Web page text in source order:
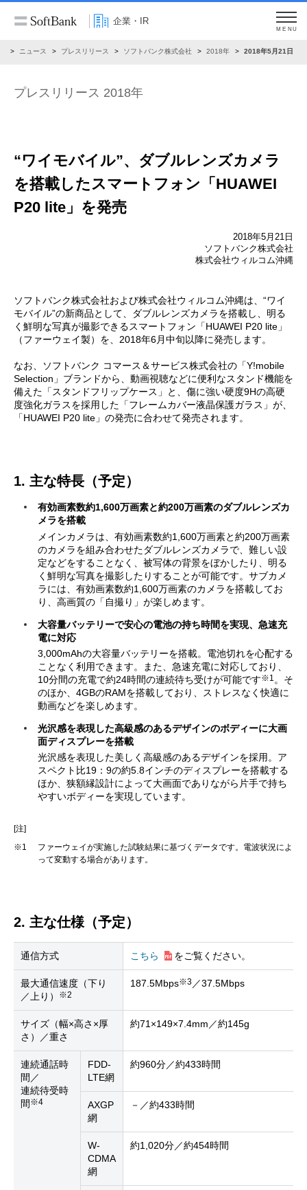
企業・IR
MENU
ニュース プレスリリース ソフトバンク株式会社 2018年 2018年5月21日
プレスリリース 2018年
“ワイモバイル”、ダブルレンズカメラ
を搭載したスマートフォン「HUAWEI
P20 lite」を発売
2018年5月21日
ソフトバンク株式会社
株式会社ウィルコム沖縄
ソフトバンク株式会社および株式会社ウィルコム沖縄は、“ワイ
モバイル”の新商品として、ダブルレンズカメラを搭載し、明る
く鮮明な写真が撮影できるスマートフォン「HUAWEI P20 lite」
（ファーウェイ製）を、2018年6月中旬以降に発売します。
なお、ソフトバンク コマース＆サービス株式会社の「Y!mobile
Selection」ブランドから、動画視聴などに便利なスタンド機能を
備えた「スタンドフリップケース」と、傷に強い硬度9Hの高硬
度強化ガラスを採用した「フレームカバー液晶保護ガラス」が、
「HUAWEI P20 lite」の発売に合わせて発売されます。
1. 主な特長（予定）
有効画素数約1,600万画素と約200万画素のダブルレンズカ
メラを搭載
メインカメラは、有効画素数約1,600万画素と約200万画素
のカメラを組み合わせたダブルレンズカメラで、難しい設
定などをすることなく、被写体の背景をぼかしたり、明る
く鮮明な写真を撮影したりすることが可能です。サブカメ
ラには、有効画素数約1,600万画素のカメラを搭載してお
り、高画質の「自撮り」が楽しめます。
大容量バッテリーで安心の電池の持ち時間を実現、急速充
電に対応
3,000mAhの大容量バッテリーを搭載。電池切れを心配する
ことなく利用できます。また、急速充電に対応しており、
10分間の充電で約24時間の連続待ち受けが可能です※1 。そ
のほか、4GBのRAMを搭載しており、ストレスなく快適に
動画などを楽しめます。
光沢感を表現した高級感のあるデザインのボディーに大画
面ディスプレーを搭載
光沢感を表現した美しく高級感のあるデザインを採用。ア
スペクト比19：9の約5.8インチのディスプレーを搭載する
ほか、狭額縁設計によって大画面でありながら片手で持ち
やすいボディーを実現しています。
[注]
※1
ファーウェイが実施した試験結果に基づくデータです。電波状況によ
って変動する場合があります。
2. 主な仕様（予定）
通信方式 こちら をご覧ください。
最大通信速度（下り
／上り）
※2
187.5Mbps※3 ／37.5Mbps
サイズ（幅×高さ×厚
さ）／重さ
約71×149×7.4mm／約145g
連続通話時
間／
連続待受時
間 ※4
FDD-
LTE網
約960分／約433時間
AXGP
網
－／約433時間
W-
CDMA
網
約1,020分／約454時間